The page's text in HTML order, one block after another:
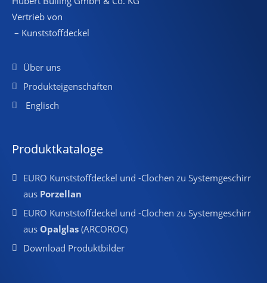
Vertrieb von
– Kunststoffdeckel
Über uns
Produkteigenschaften
Englisch
Produktkataloge
EURO Kunststoffdeckel und -Clochen zu Systemgeschirr
aus Porzellan
EURO Kunststoffdeckel und -Clochen zu Systemgeschirr
aus Opalglas (ARCOROC)
Download Produktbilder